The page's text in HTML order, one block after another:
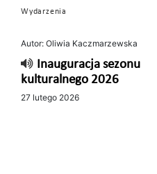
Wydarzenia
Autor: Oliwia Kaczmarzewska
Inauguracja sezonu
kulturalnego 2026
27 lutego 2026